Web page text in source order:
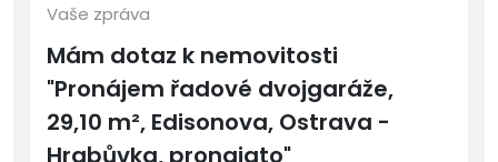
Vaše zpráva